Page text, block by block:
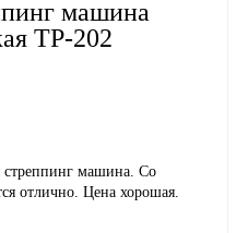
машина
TP-202
стреппинг машина. Со
отлично. Цена хорошая.